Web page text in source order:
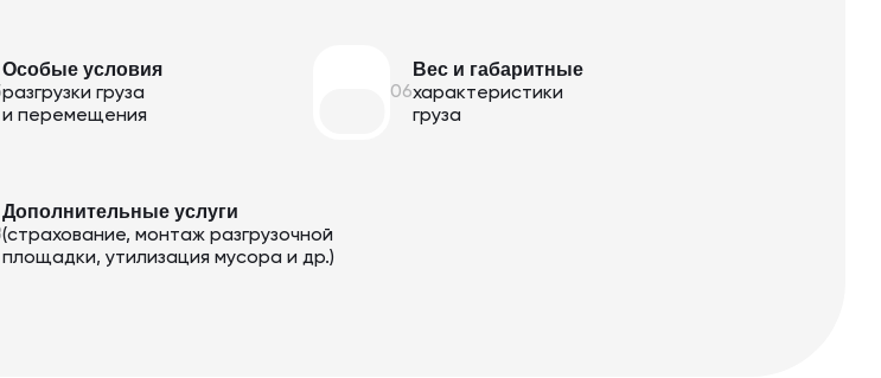
Особые условия
разгрузки груза
и перемещения
06
Вес и габаритные
характеристики
груза
Дополнительные услуги
(страхование, монтаж разгрузочной
площадки, утилизация мусора и др.)